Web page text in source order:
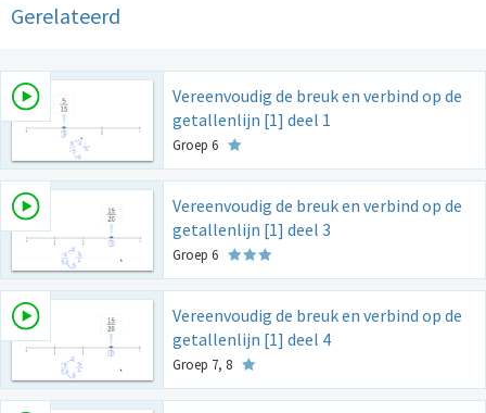
Gerelateerd
Vereenvoudig de breuk en verbind op de
getallenlijn [1] deel 1
Groep 6
Vereenvoudig de breuk en verbind op de
getallenlijn [1] deel 3
Groep 6
Vereenvoudig de breuk en verbind op de
getallenlijn [1] deel 4
Groep 7, 8